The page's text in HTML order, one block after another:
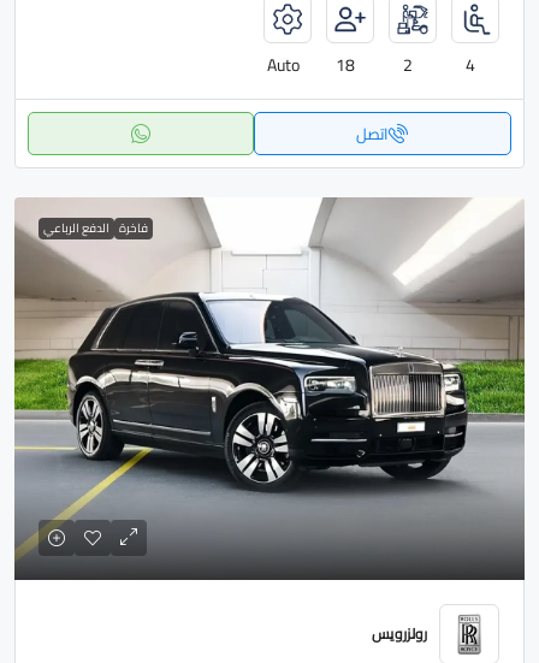
4
2
18
Auto
اتصل
فاخرة الدفع الرباعي
رولزرويس